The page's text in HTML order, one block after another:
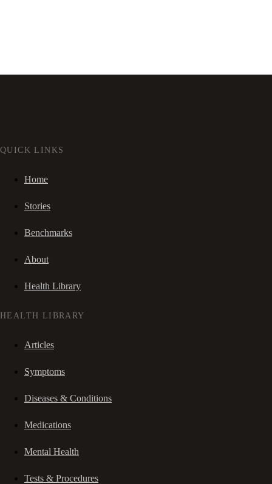
QUICK LINKS
Home
Stories
Benchmarks
About
Health Library
HEALTH LIBRARY
Articles
Symptoms
Diseases & Conditions
Medications
Mental Health
Tests & Procedures